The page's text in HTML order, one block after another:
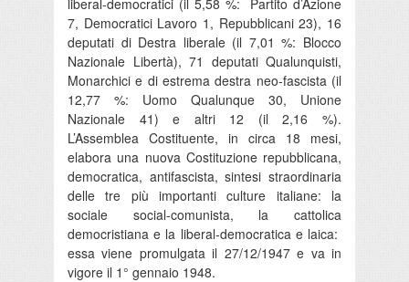
7, Democratici Lavoro 1, Repubblicani 23), 16
deputati di Destra liberale (il 7,01 %: Blocco
Nazionale Libertà), 71 deputati Qualunquisti,
Monarchici e di estrema destra neo-fascista (il
12,77 %: Uomo Qualunque 30, Unione
Nazionale 41) e altri 12 (il 2,16 %).
L’Assemblea Costituente, in circa 18 mesi,
elabora una nuova Costituzione repubblicana,
democratica, antifascista, sintesi straordinaria
delle tre più importanti culture italiane: la
sociale social-comunista, la cattolica
democristiana e la liberal-democratica e laica:
essa viene promulgata il 27/12/1947 e va in
vigore il 1° gennaio 1948.